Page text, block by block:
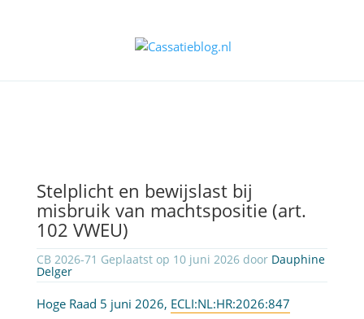
Stelplicht en bewijslast bij
misbruik van machtspositie (art.
102 VWEU)
CB 2026-71 Geplaatst op 10 juni 2026 door Dauphine
Delger
Hoge Raad 5 juni 2026, ECLI:NL:HR:2026:847